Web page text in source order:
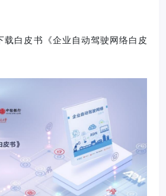
载白皮书《企业自动驾驶网络白皮